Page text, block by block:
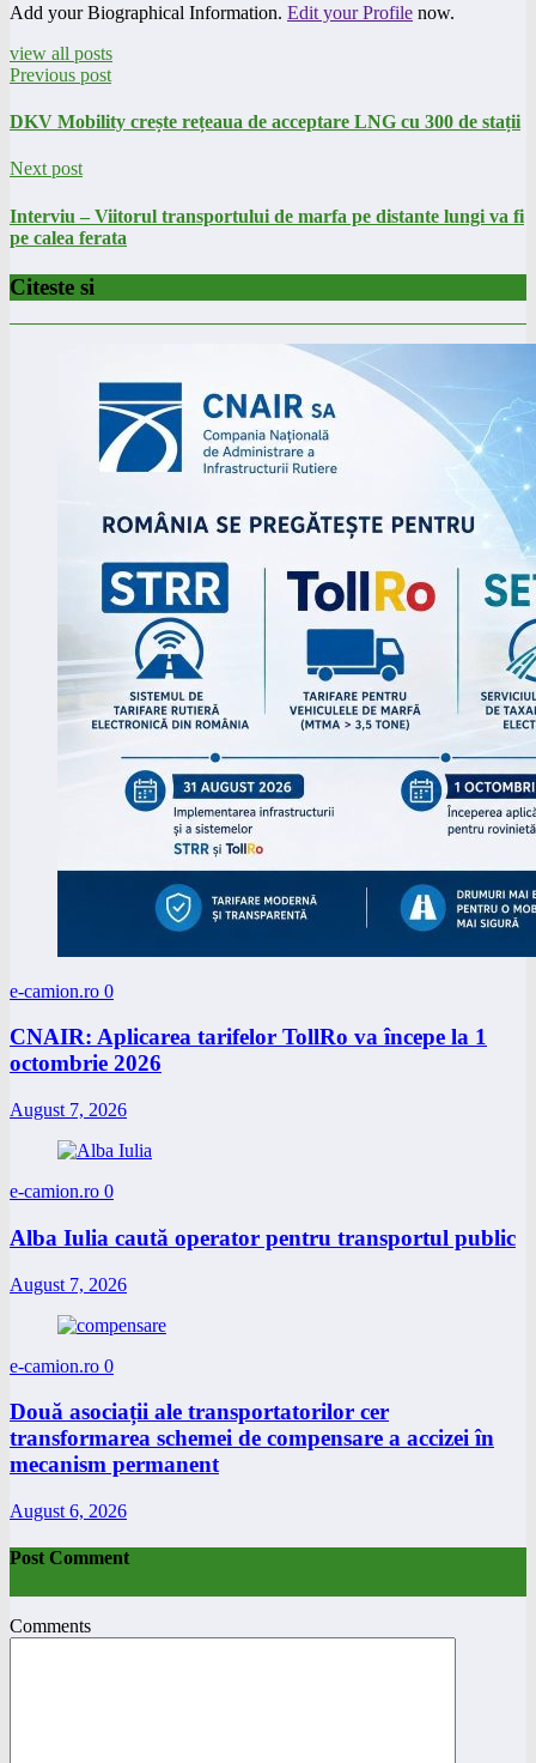
Add your Biographical Information. Edit your Profile now.
view all posts
Previous post
DKV Mobility crește rețeaua de acceptare LNG cu 300 de stații
Next post
Interviu – Viitorul transportului de marfa pe distante lungi va fi
pe calea ferata
Citeste si
e-camion.ro 0
CNAIR: Aplicarea tarifelor TollRo va începe la 1
octombrie 2026
August 7, 2026
e-camion.ro 0
Alba Iulia caută operator pentru transportul public
August 7, 2026
e-camion.ro 0
Două asociații ale transportatorilor cer
transformarea schemei de compensare a accizei în
mecanism permanent
August 6, 2026
Post Comment
Comments